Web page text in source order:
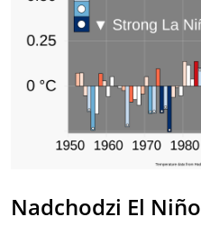
Nadchodzi El Niño